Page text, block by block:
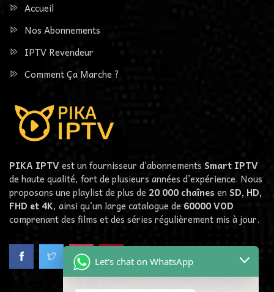
Accueil
Nos Abonnements
IPTV Revendeur
Comment Ça Marche ?
PIKA IPTVest un fournisseur d’abonnements Smart IPTV
de haute qualité, fort de plusieurs années d’expérience. Nous
proposons une playlist de plus de 20 000 chaînes en SD, HD,
FHD et 4K, ainsi qu’un large catalogue de 60000VOD
comprenant des films et des séries régulièrement mis à jour.
Let's chat on WhatsApp